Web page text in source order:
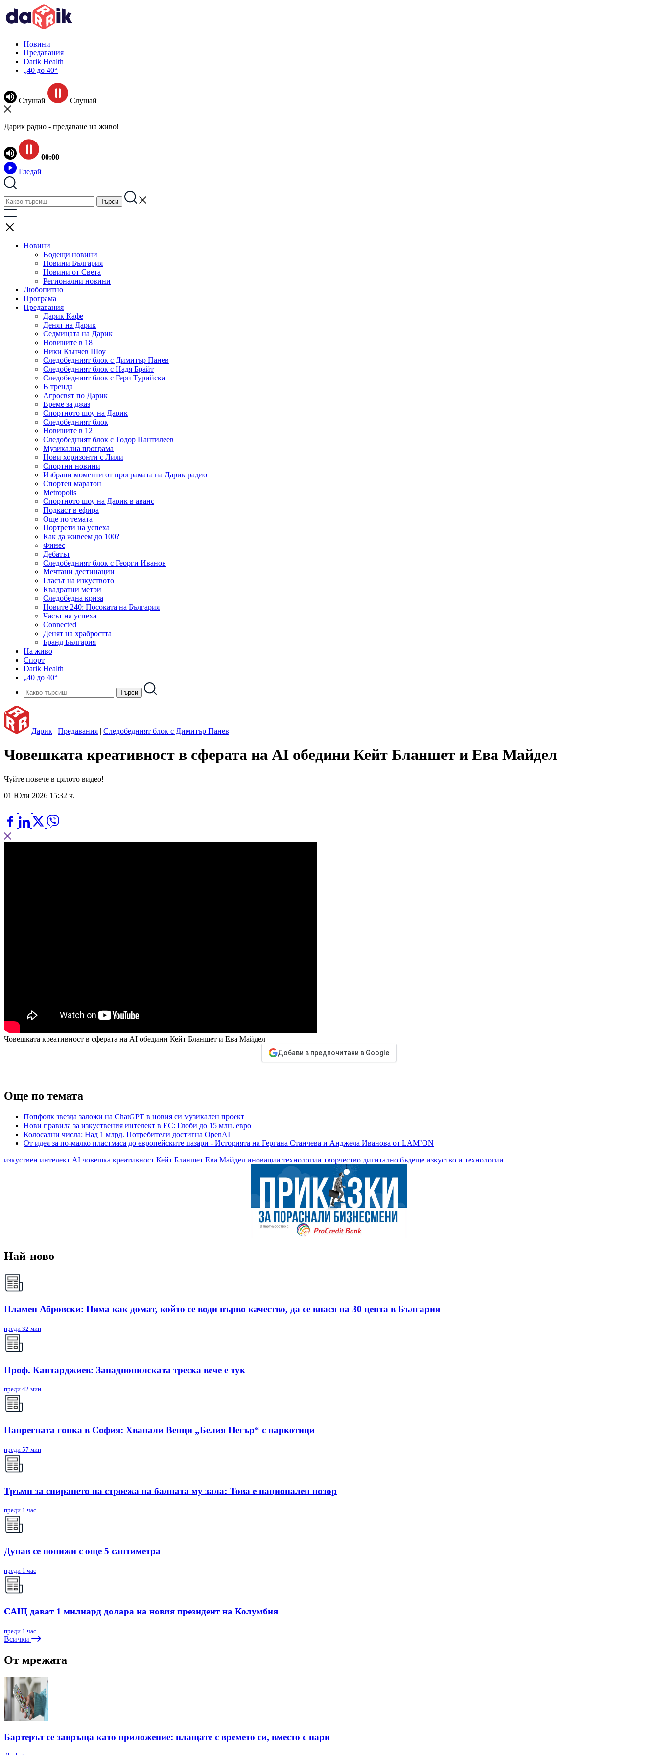
Новини
Предавания
Darik Health
„40 до 40“
Слушай Слушай
Дарик радио - предаване на живо!
00:00
Гледай
Новини
Водещи новини
Новини България
Новини от Света
Регионални новини
Любопитно
Програма
Предавания
Дарик Кафе
Денят на Дарик
Седмицата на Дарик
Новините в 18
Ники Кънчев Шоу
Следобедният блок с Димитър Панев
Следобедният блок с Надя Брайт
Следобедният блок с Гери Турийска
В тренда
Агросвят по Дарик
Време за джаз
Спортното шоу на Дарик
Следобедният блок
Новините в 12
Следобедният блок с Тодор Пантилеев
Музикална програма
Нови хоризонти с Лили
Спортни новини
Избрани моменти от програмата на Дарик радио
Спортен маратон
Metropolis
Спортното шоу на Дарик в аванс
Подкаст в ефира
Още по темата
Портрети на успеха
Как да живеем до 100?
Финес
Дебатът
Следобедният блок с Георги Иванов
Мечтани дестинации
Гласът на изкуството
Квадратни метри
Следобедна криза
Новите 240: Посоката на България
Часът на успеха
Connected
Денят на храбростта
Бранд България
На живо
Спорт
Darik Health
„40 до 40“
Дарик | Предавания | Следобедният блок с Димитър Панев
Човешката креативност в сферата на AI обедини Кейт Бланшет и Ева Майдел
Чуйте повече в цялото видео!
01 Юли 2026 15:32 ч.
Човешката креативност в сферата на AI обедини Кейт Бланшет и Ева Майдел
Добави в предпочитани в Google
Още по темата
Попфолк звезда заложи на ChatGPT в новия си музикален проект
Нови правила за изкуствения интелект в ЕС: Глоби до 15 млн. евро
Колосални числа: Над 1 млрд. Потребители достигна OpenAI
От идея за по-малко пластмаса до европейските пазари - Историята на Гергана Станчева и Анджела Иванова от LAM’ОN
изкуствен интелект AI човешка креативност Кейт Бланшет Ева Майдел иновации технологии творчество дигитално бъдеще изкуство и технологии
Най-ново
Пламен Абровски: Няма как домат, който се води първо качество, да се внася на 30 цента в България
преди 32 мин
Проф. Кантарджиев: Западнонилската треска вече е тук
преди 42 мин
Напрегната гонка в София: Хванали Венци „Белия Негър“ с наркотици
преди 57 мин
Тръмп за спирането на строежа на балната му зала: Това е национален позор
преди 1 час
Дунав се понижи с още 5 сантиметра
преди 1 час
САЩ дават 1 милиард долара на новия президент на Колумбия
преди 1 час
Всички
От мрежата
Бартерът се завръща като приложение: плащате с времето си, вместо с пари